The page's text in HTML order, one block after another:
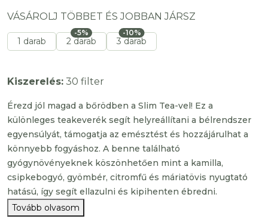
VÁSÁROLJ TÖBBET ÉS JOBBAN JÁRSZ
1 darab 2 darab
-5%
3 darab
-10%
Kiszerelés: 30 filter
Érezd jól magad a bőrödben a Slim Tea-vel! Ez a
különleges teakeverék segít helyreállítani a bélrendszer
egyensúlyát, támogatja az emésztést és hozzájárulhat a
könnyebb fogyáshoz. A benne található
gyógynövényeknek köszönhetően mint a kamilla,
csipkebogyó, gyömbér, citromfű és máriatövis nyugtató
hatású, így segít ellazulni és kipihenten ébredni.
Tovább olvasom